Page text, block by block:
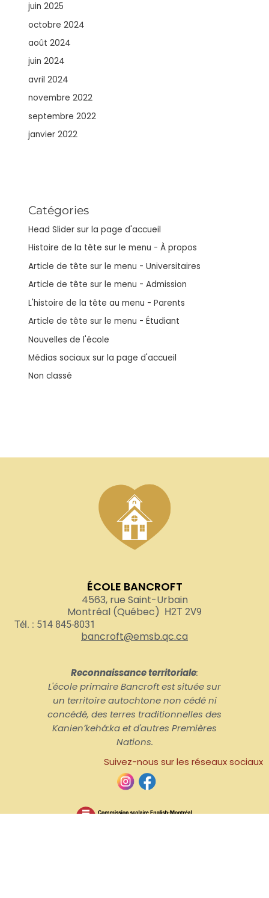
juin 2025
octobre 2024
août 2024
juin 2024
avril 2024
novembre 2022
septembre 2022
janvier 2022
Catégories
Head Slider sur la page d'accueil
Histoire de la tête sur le menu - À propos
Article de tête sur le menu - Universitaires
Article de tête sur le menu - Admission
L'histoire de la tête au menu - Parents
Article de tête sur le menu - Étudiant
Nouvelles de l'école
Médias sociaux sur la page d'accueil
Non classé
ÉCOLE BANCROFT
4563, rue Saint-Urbain
Montréal (Québec)
H2T 2V9
Tél. : 514 845-8031
bancroft@emsb.qc.ca
Reconnaissance territoriale:
L'école primaire Bancroft est située sur
un territoire autochtone non cédé ni
concédé, des terres traditionnelles des
Kanienʼkehá:ka et d'autres Premières
Nations.
Suivez-nous sur les réseaux sociaux